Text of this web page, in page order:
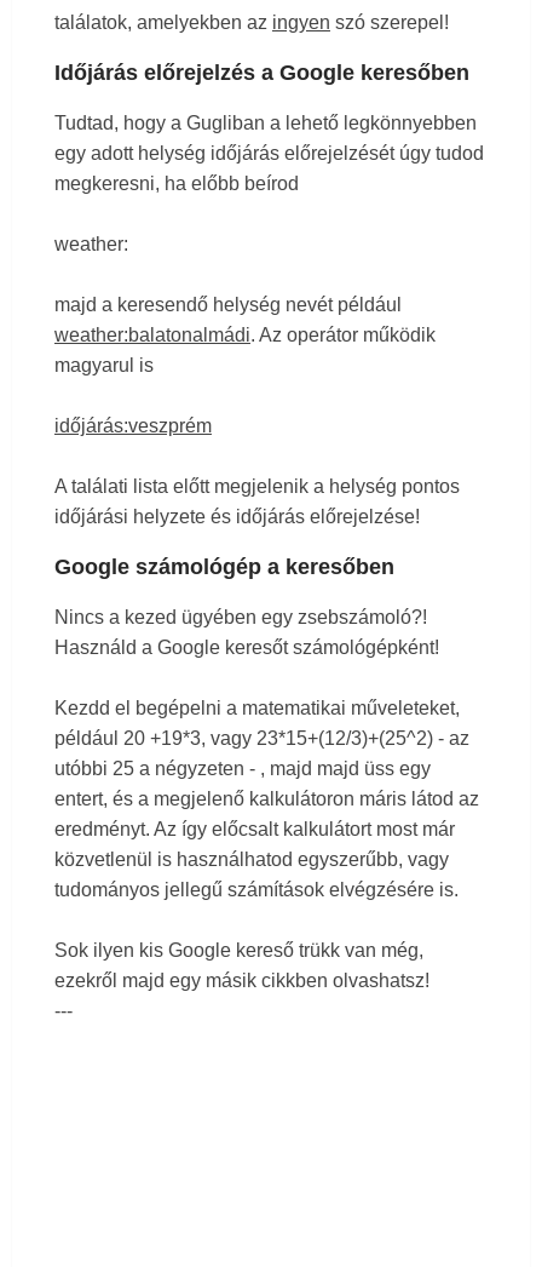
találatok, amelyekben az ingyen szó szerepel!
Időjárás előrejelzés a Google keresőben
Tudtad, hogy a Gugliban a lehető legkönnyebben
egy adott helység időjárás előrejelzését úgy tudod
megkeresni, ha előbb beírod
weather:
majd a keresendő helység nevét például
weather:balatonalmádi. Az operátor működik
magyarul is
időjárás:veszprém
A találati lista előtt megjelenik a helység pontos
időjárási helyzete és időjárás előrejelzése!
Google számológép a keresőben
Nincs a kezed ügyében egy zsebszámoló?!
Használd a Google keresőt számológépként!
Kezdd el begépelni a matematikai műveleteket,
például 20 +19*3, vagy 23*15+(12/3)+(25^2) - az
utóbbi 25 a négyzeten - , majd majd üss egy
entert, és a megjelenő kalkulátoron máris látod az
eredményt. Az így előcsalt kalkulátort most már
közvetlenül is használhatod egyszerűbb, vagy
tudományos jellegű számítások elvégzésére is.
Sok ilyen kis Google kereső trükk van még,
ezekről majd egy másik cikkben olvashatsz!
---